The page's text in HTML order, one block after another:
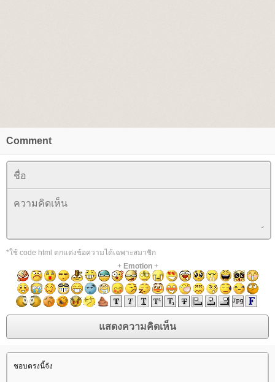
Comment
*ใช้ code html ตกแต่งข้อความได้เฉพาะสมาชิก
+ Emotion+
ชอบตรงนี้จัง